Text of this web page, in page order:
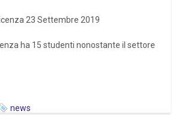
23 Settembre 2019
ha 15 studenti nonostante il settore
news